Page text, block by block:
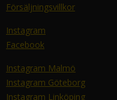
Försäljningsvillkor
Instagram
Facebook
Instagram Malmö
Instagram Göteborg
Instagram Linköping